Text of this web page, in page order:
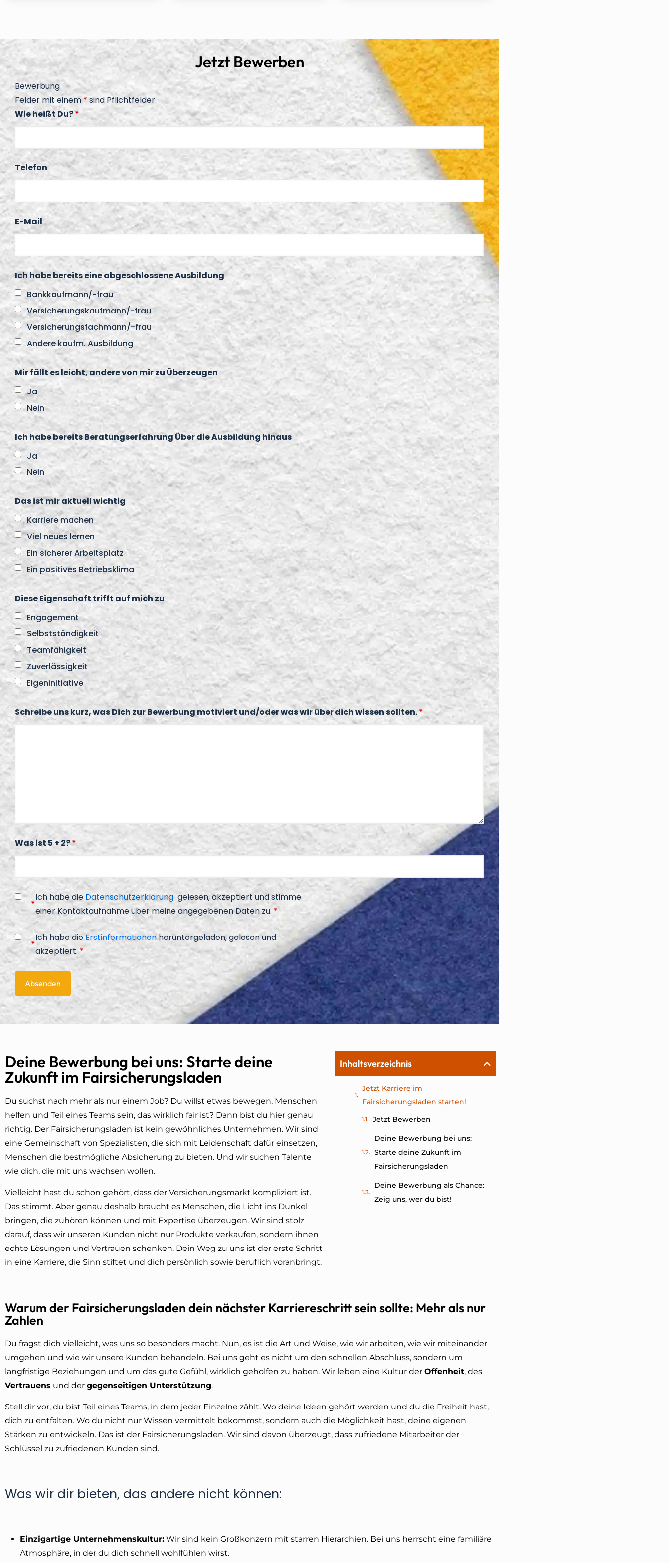
Jetzt Bewerben
Bewerbung
Felder mit einem * sind Pflichtfelder
Wie heißt Du?*
Telefon
E-Mail
Ich habe bereits eine abgeschlossene Ausbildung
Bankkaufmann/-frau
Versicherungskaufmann/-frau
Versicherungsfachmann/-frau
Andere kaufm. Ausbildung
Mir fällt es leicht, andere von mir zu Überzeugen
Ja
Nein
Ich habe bereits Beratungserfahrung Über die Ausbildung hinaus
Ja
Nein
Das ist mir aktuell wichtig
Karriere machen
Viel neues lernen
Ein sicherer Arbeitsplatz
Ein positives Betriebsklima
Diese Eigenschaft trifft auf mich zu
Engagement
Selbstständigkeit
Teamfähigkeit
Zuverlässigkeit
Eigeninitiative
Schreibe uns kurz, was Dich zur Bewerbung motiviert und/oder was wir über dich wissen sollten.*
Was ist 5 + 2?*
*
Ich habe die Datenschutzerklärunggelesen, akzeptiert und stimme
einer Kontaktaufnahme über meine angegebenen Daten zu. *
*
Ich habe dieErstinformationenheruntergeladen, gelesen und
akzeptiert.*
Deine Bewerbung bei uns: Starte deine
Zukunft im Fairsicherungsladen
Du suchst nach mehr als nur einem Job? Du willst etwas bewegen, Menschen
helfen und Teil eines Teams sein, das wirklich fair ist? Dann bist du hier genau
richtig. Der Fairsicherungsladen ist kein gewöhnliches Unternehmen. Wir sind
eine Gemeinschaft von Spezialisten, die sich mit Leidenschaft dafür einsetzen,
Menschen die bestmögliche Absicherung zu bieten. Und wir suchen Talente
wie dich, die mit uns wachsen wollen.
Vielleicht hast du schon gehört, dass der Versicherungsmarkt kompliziert ist.
Das stimmt. Aber genau deshalb braucht es Menschen, die Licht ins Dunkel
bringen, die zuhören können und mit Expertise überzeugen. Wir sind stolz
darauf, dass wir unseren Kunden nicht nur Produkte verkaufen, sondern ihnen
echte Lösungen und Vertrauen schenken. Dein Weg zu uns ist der erste Schritt
in eine Karriere, die Sinn stiftet und dich persönlich sowie beruflich voranbringt.
Inhaltsverzeichnis
Jetzt Karriere im
Fairsicherungsladen starten!
Jetzt Bewerben
Deine Bewerbung bei uns:
Starte deine Zukunft im
Fairsicherungsladen
Deine Bewerbung als Chance:
Zeig uns, wer du bist!
Warum der Fairsicherungsladen dein nächster Karriereschritt sein sollte: Mehr als nur
Zahlen
Du fragst dich vielleicht, was uns so besonders macht. Nun, es ist die Art und Weise, wie wir arbeiten, wie wir miteinander
umgehen und wie wir unsere Kunden behandeln. Bei uns geht es nicht um den schnellen Abschluss, sondern um
langfristige Beziehungen und um das gute Gefühl, wirklich geholfen zu haben. Wir leben eine Kultur der Offenheit, des
Vertrauens und der gegenseitigen Unterstützung.
Stell dir vor, du bist Teil eines Teams, in dem jeder Einzelne zählt. Wo deine Ideen gehört werden und du die Freiheit hast,
dich zu entfalten. Wo du nicht nur Wissen vermittelt bekommst, sondern auch die Möglichkeit hast, deine eigenen
Stärken zu entwickeln. Das ist der Fairsicherungsladen. Wir sind davon überzeugt, dass zufriedene Mitarbeiter der
Schlüssel zu zufriedenen Kunden sind.
Was wir dir bieten, das andere nicht können:
Einzigartige Unternehmenskultur: Wir sind kein Großkonzern mit starren Hierarchien. Bei uns herrscht eine familiäre
Atmosphäre, in der du dich schnell wohlfühlen wirst.